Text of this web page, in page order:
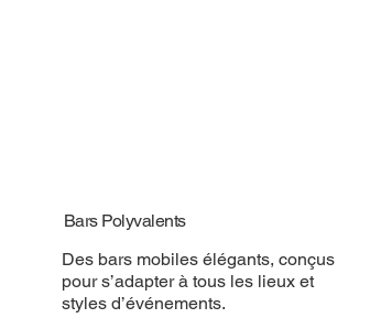
Bars Polyvalents
Des bars mobiles élégants, conçus
pour s’adapter à tous les lieux et
styles d’événements.